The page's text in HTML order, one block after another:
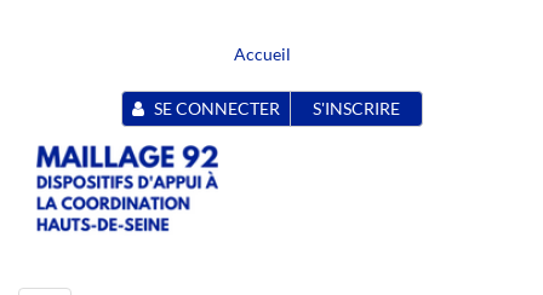
Accueil
SE CONNECTER S'INSCRIRE